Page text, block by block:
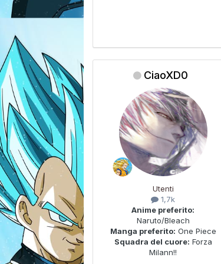
CiaoXD0
Utenti
1,7k
Anime preferito:
Naruto/Bleach
Manga preferito: One Piece
Squadra del cuore: Forza
Milann!!